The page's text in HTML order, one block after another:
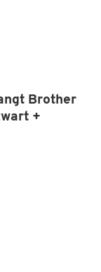
Brother
+